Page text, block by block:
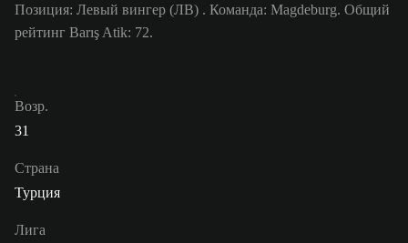
Позиция: Левый вингер (ЛВ) . Команда: Magdeburg. Общий
рейтинг Barış Atik: 72.
Возр.
31
Страна
Турция
Лига